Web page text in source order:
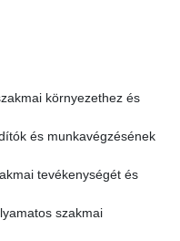
környezethez és
és munkavégzésének
tevékenységét és
szakmai